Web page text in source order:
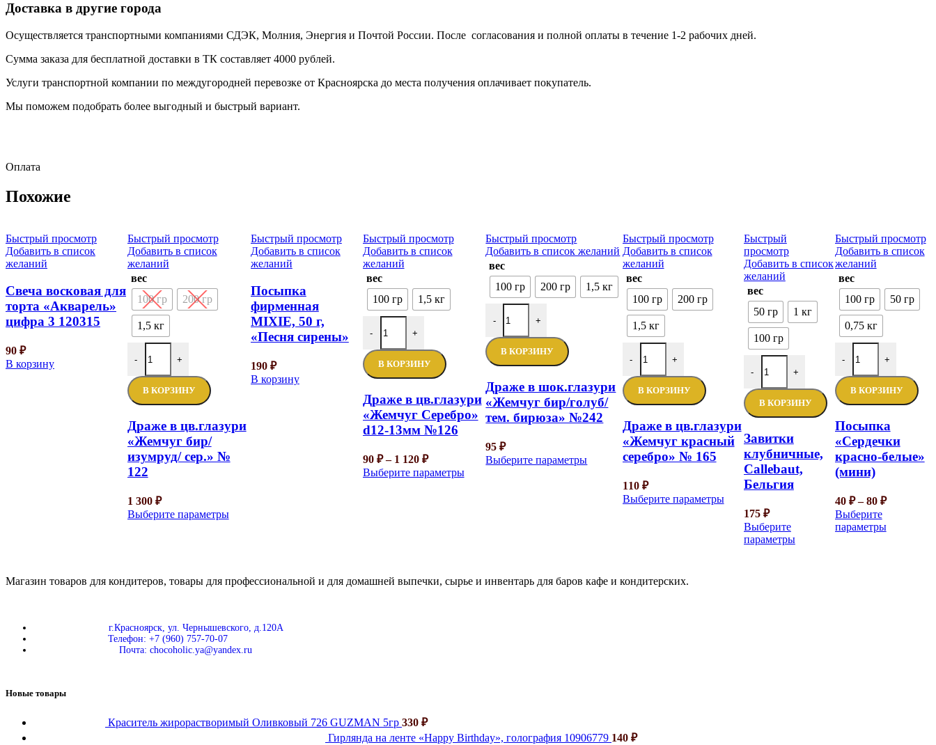
Доставка в другие города
Осуществляется транспортными компаниями СДЭК, Молния, Энергия и Почтой России. После согласования и полной оплаты в течение 1-2 рабочих дней.
Сумма заказа для бесплатной доставки в ТК составляет 4000 рублей.
Услуги транспортной компании по междугородней перевозке от Красноярска до места получения оплачивает покупатель.
Мы поможем подобрать более выгодный и быстрый вариант.
Оплата
Похожие
Быстрый просмотр
Добавить в список
желаний
Свеча восковая для
торта «Акварель»
цифра 3 120315
90 ₽
В корзину
Быстрый просмотр
Добавить в список
желаний
вес
100 гр
200 гр
1,5 кг
- +
В КОРЗИНУ
Драже в цв.глазури
«Жемчуг бир/
изумруд/ сер.» №
122
1 300 ₽
Выберите параметры
Быстрый просмотр
Добавить в список
желаний
Посыпка
фирменная
MIXIE, 50 г,
«Песня сирены»
190 ₽
В корзину
Быстрый просмотр
Добавить в список
желаний
вес
100 гр
1,5 кг
- +
В КОРЗИНУ
Драже в цв.глазури
«Жемчуг Серебро»
d12-13мм №126
90 ₽ – 1 120 ₽
Выберите параметры
Быстрый просмотр
Добавить в список желаний
вес
100 гр
200 гр 1,5 кг
- +
В КОРЗИНУ
Драже в шок.глазури
«Жемчуг бир/голуб/
тем. бирюза» №242
95₽
Выберите параметры
Быстрый просмотр
Добавить в список
желаний
вес
100 гр
200 гр
1,5 кг
- +
В КОРЗИНУ
Драже в цв.глазури
«Жемчуг красный
серебро» № 165
110 ₽
Выберите параметры
Быстрый
просмотр
Добавить в список
желаний
вес
50 гр
1 кг
100 гр
- +
В КОРЗИНУ
Завитки
клубничные,
Callebaut,
Бельгия
175 ₽
Выберите
параметры
Быстрый просмотр
Добавить в список
желаний
вес
100 гр
50 гр
0,75 кг
- +
В КОРЗИНУ
Посыпка
«Сердечки
красно-белые»
(мини)
40 ₽ – 80 ₽
Выберите
параметры
Магазин товаров для кондитеров, товары для профессиональной и для домашней выпечки, сырье и инвентарь для баров кафе и кондитерских.
г.Красноярск, ул. Чернышевского, д.120А
Телефон: +7 (960) 757-70-07
Почта: chocoholic.ya@yandex.ru
Новые товары
Краситель жирорастворимый Оливковый 726 GUZMAN 5гр 330 ₽
Гирлянда на ленте «Happy Birthday», голография 10906779 140 ₽